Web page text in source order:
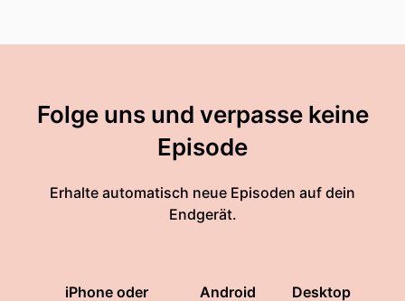
Folge uns und verpasse keine
Episode
Erhalte automatisch neue Episoden auf dein
Endgerät.
iPhone oder
Android Desktop